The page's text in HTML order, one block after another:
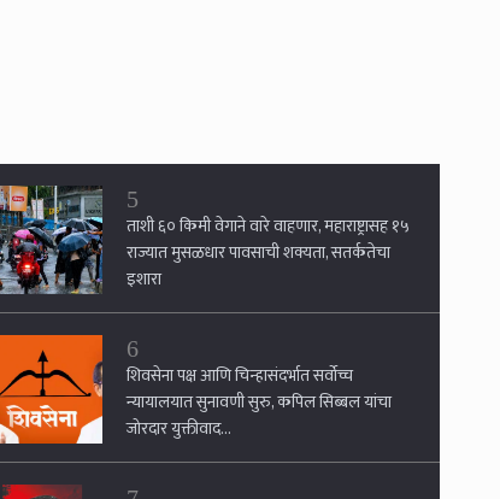
5
ताशी ६० किमी वेगाने वारे वाहणार, महाराष्ट्रासह १५
राज्यात मुसळधार पावसाची शक्यता, सतर्कतेचा
इशारा
6
शिवसेना पक्ष आणि चिन्हासंदर्भात सर्वोच्च
न्यायालयात सुनावणी सुरु, कपिल सिब्बल यांचा
जोरदार युक्तीवाद...